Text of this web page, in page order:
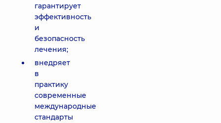
гарантирует
эффективность
и
безопасность
лечения;
внедряет
в
практику
современные
международные
стандарты